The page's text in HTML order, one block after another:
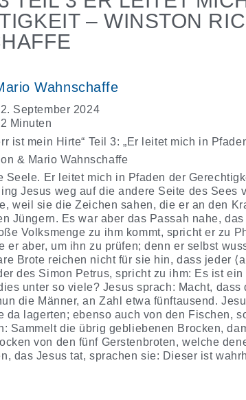
– WINSTON
Wahnschaffe
September 2024
Minuten
ist mein Hirte“ Teil 3: „Er leitet mich in
& Mario Wahnschaffe
Seele. Er leitet mich in Pfaden der
Jesus weg auf die andere Seite des Sees
weil sie die Zeichen sahen, die er an den
Jüngern. Es war aber das Passah nahe,
Volksmenge zu ihm kommt, spricht er zu
er aber, um ihn zu prüfen; denn er selbst
Brote reichen nicht für sie hin, dass jeder
des Simon Petrus, spricht zu ihm: Es ist
unter so viele? Jesus sprach: Macht,
die Männer, an Zahl etwa fünftausend.
da lagerten; ebenso auch von den Fischen,
Sammelt die übrig gebliebenen Brocken,
von den fünf Gerstenbroten, welche
das Jesus tat, sprachen sie: Dieser ist